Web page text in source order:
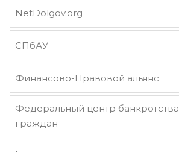
NetDolgov.org
СПбАУ
Финансово-Правовой альянс
Федеральный центр банкротства
граждан